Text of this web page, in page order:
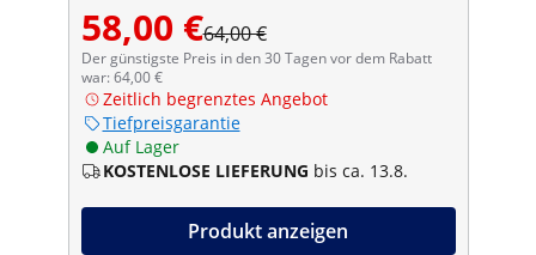
58,00 €64,00 €
Der günstigste Preis in den 30 Tagen vor dem Rabatt
war: 64,00 €
Zeitlich begrenztes Angebot
Tiefpreisgarantie
Auf Lager
KOSTENLOSE LIEFERUNG bis ca. 13.8.
Produkt anzeigen